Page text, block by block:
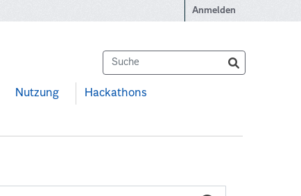
Anmelden
Nutzung Hackathons